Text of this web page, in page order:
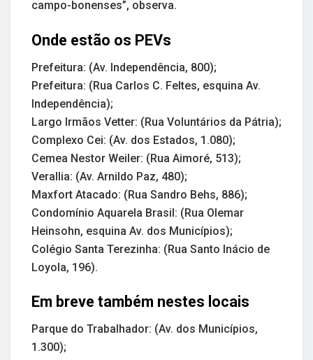
campo-bonenses”, observa.
Onde estão os PEVs
Prefeitura: (Av. Independência, 800);
Prefeitura: (Rua Carlos C. Feltes, esquina Av.
Independência);
Largo Irmãos Vetter: (Rua Voluntários da Pátria);
Complexo Cei: (Av. dos Estados, 1.080);
Cemea Nestor Weiler: (Rua Aimoré, 513);
Verallia: (Av. Arnildo Paz, 480);
Maxfort Atacado: (Rua Sandro Behs, 886);
Condomínio Aquarela Brasil: (Rua Olemar
Heinsohn, esquina Av. dos Municípios);
Colégio Santa Terezinha: (Rua Santo Inácio de
Loyola, 196).
Em breve também nestes locais
Parque do Trabalhador: (Av. dos Municípios,
1.300);